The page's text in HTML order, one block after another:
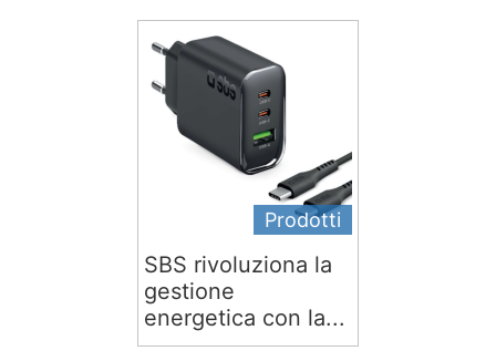
Prodotti
SBS rivoluziona la
gestione
energetica con la...